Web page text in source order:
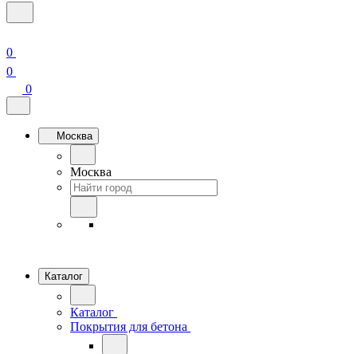
0
0
0
Москва
Москва
Каталог
Каталог
Покрытия для бетона